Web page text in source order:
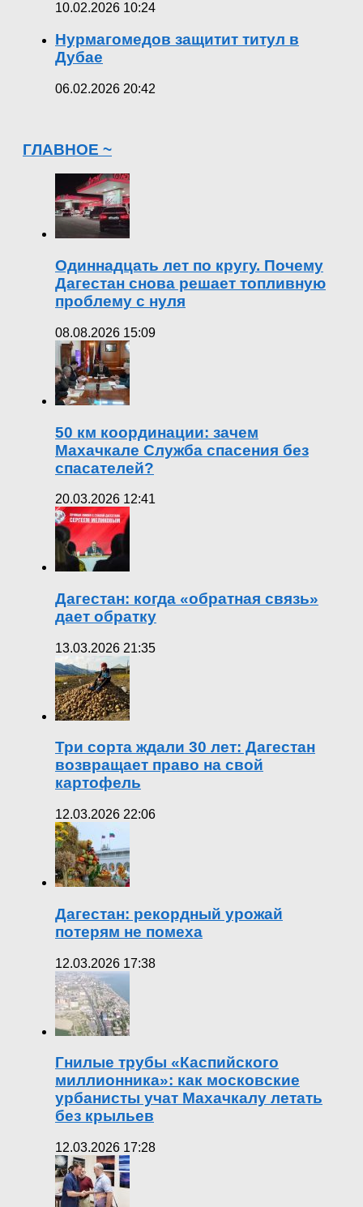
10.02.2026 10:24
Нурмагомедов защитит титул в
Дубае
06.02.2026 20:42
ГЛАВНОЕ ~
Одиннадцать лет по кругу. Почему
Дагестан снова решает топливную
проблему с нуля
08.08.2026 15:09
50 км координации: зачем
Махачкале Служба спасения без
спасателей?
20.03.2026 12:41
Дагестан: когда «обратная связь»
дает обратку
13.03.2026 21:35
Три сорта ждали 30 лет: Дагестан
возвращает право на свой
картофель
12.03.2026 22:06
Дагестан: рекордный урожай
потерям не помеха
12.03.2026 17:38
Гнилые трубы «Каспийского
миллионника»: как московские
урбанисты учат Махачкалу летать
без крыльев
12.03.2026 17:28